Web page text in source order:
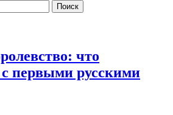
что
с первыми русскими